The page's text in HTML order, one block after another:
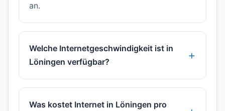
an.
Welche Internetgeschwindigkeit ist in
Löningen verfügbar?
Was kostet Internet in Löningen pro